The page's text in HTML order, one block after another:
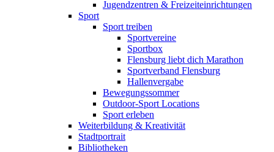
Jugendzentren & Freizeiteinrichtungen
Sport
Sport treiben
Sportvereine
Sportbox
Flensburg liebt dich Marathon
Sportverband Flensburg
Hallenvergabe
Bewegungssommer
Outdoor-Sport Locations
Sport erleben
Weiterbildung & Kreativität
Stadtportrait
Bibliotheken